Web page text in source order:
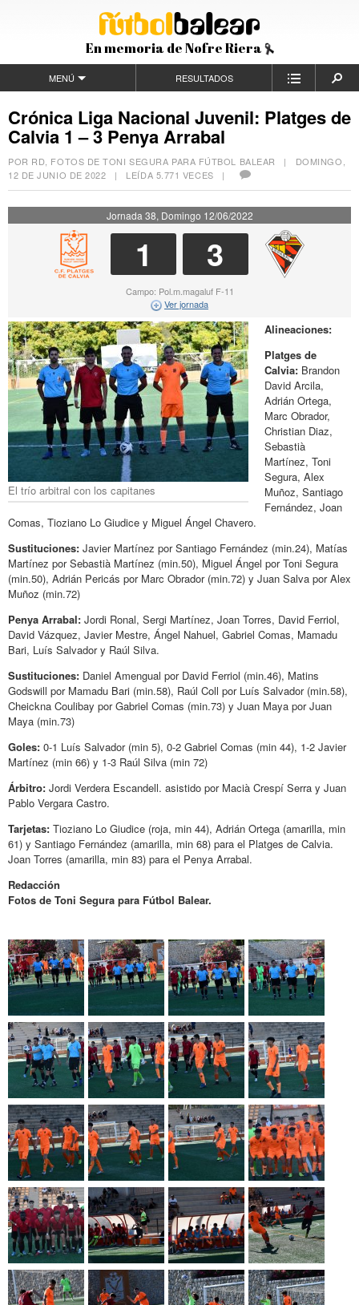
En memoria de Nofre Riera
MENÚ RESULTADOS
Crónica Liga Nacional Juvenil: Platges de
Calvia 1 – 3 Penya Arrabal
POR RD, FOTOS DE TONI SEGURA PARA FÚTBOL BALEAR | DOMINGO,
12 DE JUNIO DE 2022 | LEÍDA 5.771 VECES |
Jornada 38, Domingo 12/06/2022
1 3
Campo: Pol.m.magaluf F-11
Ver jornada
El trío arbitral con los capitanes
Alineaciones:
Platges de
Calvia: Brandon
David Arcila,
Adrián Ortega,
Marc Obrador,
Christian Diaz,
Sebastià
Martínez, Toni
Segura, Alex
Muñoz, Santiago
Fernández, Joan
Comas, Tioziano Lo Giudice y Miguel Ángel Chavero.
Sustituciones: Javier Martínez por Santiago Fernández (min.24), Matías
Martínez por Sebastià Martínez (min.50), Miguel Ángel por Toni Segura
(min.50), Adrián Pericás por Marc Obrador (min.72) y Juan Salva por Alex
Muñoz (min.72)
Penya Arrabal: Jordi Ronal, Sergi Martínez, Joan Torres, David Ferriol,
David Vázquez, Javier Mestre, Ángel Nahuel, Gabriel Comas, Mamadu
Bari, Luís Salvador y Raúl Silva.
Sustituciones: Daniel Amengual por David Ferriol (min.46), Matins
Godswill por Mamadu Bari (min.58), Raúl Coll por Luís Salvador (min.58),
Cheickna Coulibay por Gabriel Comas (min.73) y Juan Maya por Juan
Maya (min.73)
Goles: 0-1 Luís Salvador (min 5), 0-2 Gabriel Comas (min 44), 1-2 Javier
Martínez (min 66) y 1-3 Raúl Silva (min 72)
Árbitro: Jordi Verdera Escandell. asistido por Macià Crespí Serra y Juan
Pablo Vergara Castro.
Tarjetas: Tioziano Lo Giudice (roja, min 44), Adrián Ortega (amarilla, min
61) y Santiago Fernández (amarilla, min 68) para el Platges de Calvia.
Joan Torres (amarilla, min 83) para el Penya Arrabal.
Redacción
Fotos de Toni Segura para Fútbol Balear.